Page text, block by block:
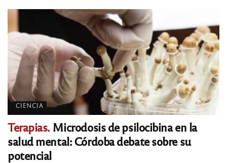
CIENCIA
Terapias. Microdosis de psilocibina en la
salud mental: Córdoba debate sobre su
potencial